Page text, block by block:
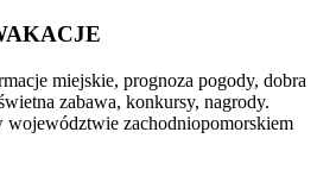
miejskie, prognoza pogody, dobra
zabawa, konkursy, nagrody.
województwie zachodniopomorskiem